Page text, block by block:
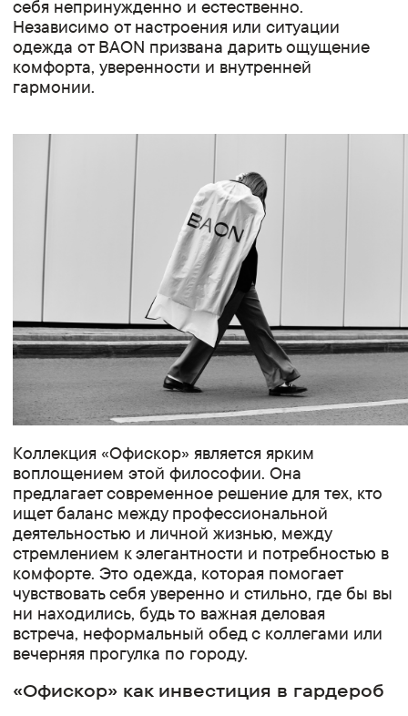
себя непринужденно и естественно.
Независимо от настроения или ситуации
одежда от BAON призвана дарить ощущение
комфорта, уверенности и внутренней
гармонии.
Коллекция «Офискор» является ярким
воплощением этой философии. Она
предлагает современное решение для тех, кто
ищет баланс между профессиональной
деятельностью и личной жизнью, между
стремлением к элегантности и потребностью в
комфорте. Это одежда, которая помогает
чувствовать себя уверенно и стильно, где бы вы
ни находились, будь то важная деловая
встреча, неформальный обед с коллегами или
вечерняя прогулка по городу.
«Офискор» как инвестиция в гардероб